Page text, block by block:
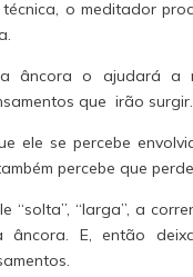
o meditador
âncora o ajudará a
que irão surgir.
ele se percebe
percebe que
“solta”, “larga”, a
E, então